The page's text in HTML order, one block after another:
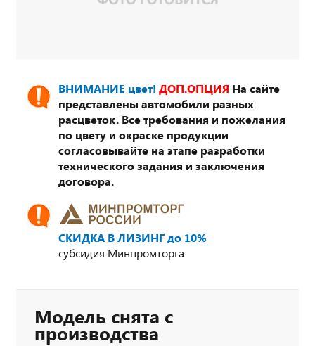
ВНИМАНИЕ цвет! ДОП.ОПЦИЯ На сайте
представлены автомобили разных
расцветок. Все требования и пожелания
по цвету и окраске продукции
согласовывайте на этапе разработки
технического задания и заключения
договора.
СКИДКА В ЛИЗИНГ до 10%
субсидия Минпромторга
Модель снята с
производства